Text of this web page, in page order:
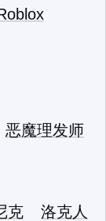
恶魔理发师
克
洛克人